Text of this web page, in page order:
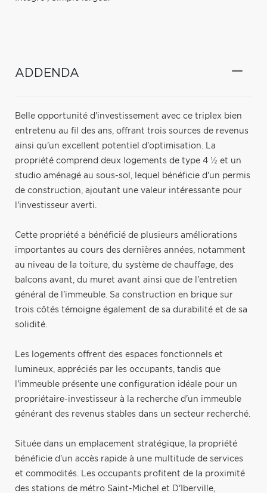
ADDENDA
Belle opportunité d'investissement avec ce triplex bien
entretenu au fil des ans, offrant trois sources de revenus
ainsi qu'un excellent potentiel d'optimisation. La
propriété comprend deux logements de type 4 ½ et un
studio aménagé au sous-sol, lequel bénéficie d'un permis
de construction, ajoutant une valeur intéressante pour
l'investisseur averti.
Cette propriété a bénéficié de plusieurs améliorations
importantes au cours des dernières années, notamment
au niveau de la toiture, du système de chauffage, des
balcons avant, du muret avant ainsi que de l'entretien
général de l'immeuble. Sa construction en brique sur
trois côtés témoigne également de sa durabilité et de sa
solidité.
Les logements offrent des espaces fonctionnels et
lumineux, appréciés par les occupants, tandis que
l'immeuble présente une configuration idéale pour un
propriétaire-investisseur à la recherche d'un immeuble
générant des revenus stables dans un secteur recherché.
Située dans un emplacement stratégique, la propriété
bénéficie d'un accès rapide à une multitude de services
et commodités. Les occupants profitent de la proximité
des stations de métro Saint-Michel et D'Iberville,